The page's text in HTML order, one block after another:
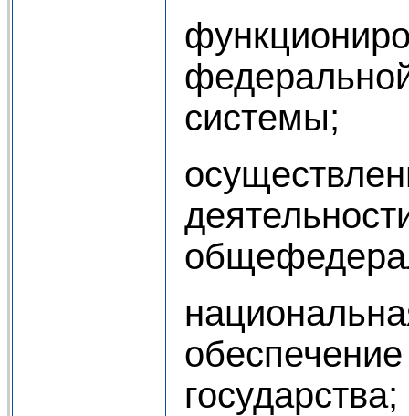
системы;
государства;